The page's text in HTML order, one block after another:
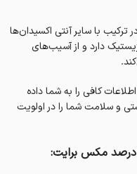
با سایر آنتی اکسیدان‌ها
دارد و از آسیب‌های
کافی را به شما داده
و سلامت شما را در اولویت